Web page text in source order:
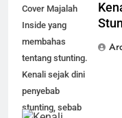
Cover Majalah
Inside yang
membahas
tentang stunting.
Kenali sejak dini
penyebab
stunting, sebab